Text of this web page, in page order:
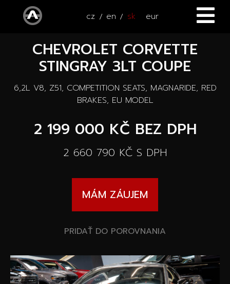
cz en sk eur
ÚVOD
VOZIDLÁ
Všetky vozidlá
Nové vozidlá
Autooutlet Design
Jazdené vozidlá
ŠTVORKOLKY
SERVIS
PRÍSLUŠENSTVO
Wheel Pros
Špeciálne akcie
Archív noviniek
CHEVROLET CORVETTE
STINGRAY 3LT COUPE
6,2L V8, Z51, COMPETITION SEATS, MAGNARIDE, RED
BRAKES, EU MODEL
2 199 000 KČ BEZ DPH
2 660 790 KČ S DPH
MÁM ZÁUJEM
PRIDAŤ DO POROVNANIA